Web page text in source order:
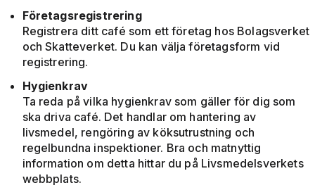
Företagsregistrering
Registrera ditt café som ett företag hos Bolagsverket
och Skatteverket. Du kan välja företagsform vid
registrering.
Hygienkrav
Ta reda på vilka hygienkrav som gäller för dig som
ska driva café. Det handlar om hantering av
livsmedel, rengöring av köksutrustning och
regelbundna inspektioner. Bra och matnyttig
information om detta hittar du på Livsmedelsverkets
webbplats.